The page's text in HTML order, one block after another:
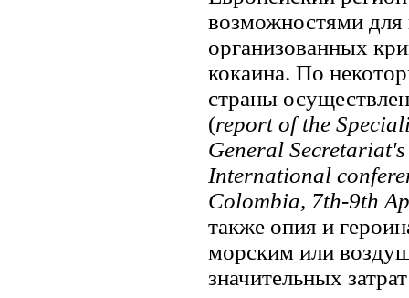
возможностями для
организованных
кокаина. По
страны
(report of the
General
International
Colombia, 7th-9th
также опия и
морским или
значительных